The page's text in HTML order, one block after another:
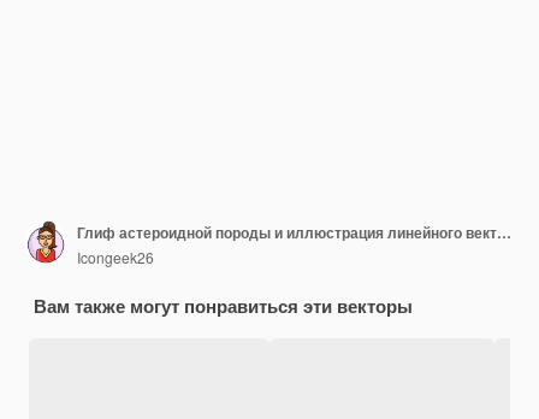
Глиф астероидной породы и иллюстрация линейного вектора
Icongeek26
Вам также могут понравиться эти векторы